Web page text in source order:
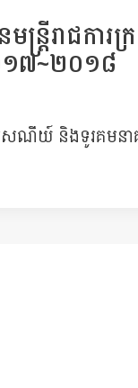
ត្រី​រាជ​ការ​
១៧​~២០១៨
ៃសណីយ៍​ និង​ទូរគមនា